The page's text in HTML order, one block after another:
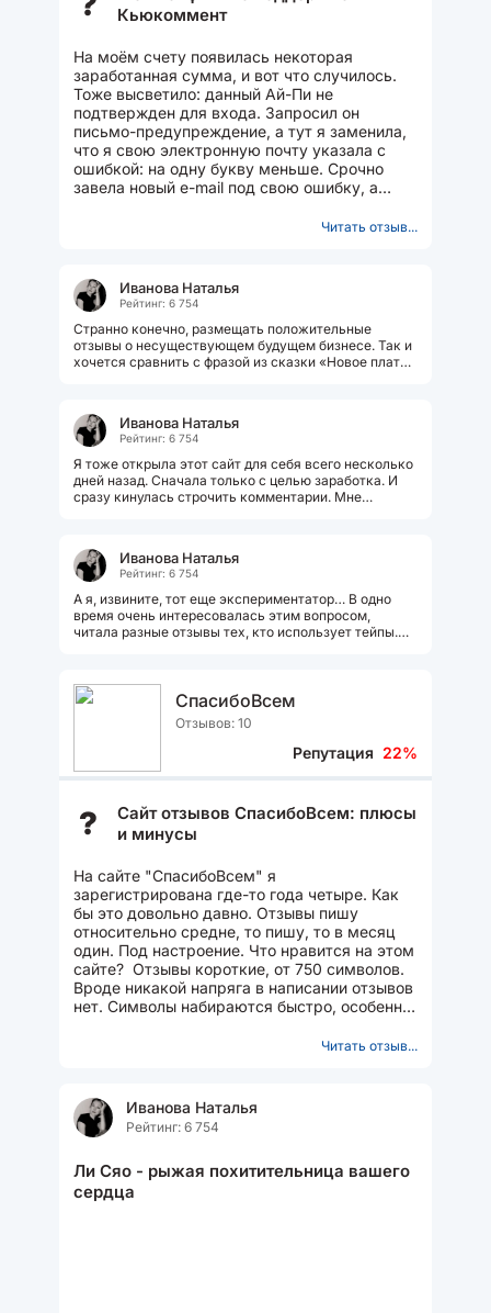
Кьюкоммент
На моём счету появилась некоторая
заработанная сумма, и вот что случилось.
Тоже высветило: данный Ай-Пи не
подтвержден для входа. Запросил он
письмо-предупреждение, а тут я заменила,
что я свою электронную почту указала с
ошибкой: на одну букву меньше. Срочно
завела новый e-mail под свою ошибку, а
Читать отзыв...
Иванова Наталья
Рейтинг: 6 754
Странно конечно, размещать положительные
отзывы о несуществующем будущем бизнесе. Так и
хочется сравнить с фразой из сказки «Новое платье
Иванова Наталья
Рейтинг: 6 754
Я тоже открыла этот сайт для себя всего несколько
дней назад. Сначала только с целью заработка. И
сразу кинулась строчить комментарии. Мне
Иванова Наталья
Рейтинг: 6 754
А я, извините, тот еще экспериментатор… В одно
время очень интересовалась этим вопросом,
читала разные отзывы тех, кто использует тейпы.
СпасибоВсем
Отзывов: 10
Репутация 22%
?
Сайт отзывов СпасибоВсем: плюсы
и минусы
На сайте "СпасибоВсем" я
зарегистрирована где-то года четыре. Как
бы это довольно давно. Отзывы пишу
относительно средне, то пишу, то в месяц
один. Под настроение. Что нравится на этом
сайте? Отзывы короткие, от 750 символов.
Вроде никакой напряга в написании отзывов
нет. Символы набираются быстро, особенно,
Читать отзыв...
Иванова Наталья
Рейтинг: 6 754
Ли Сяо - рыжая похитительница вашего
сердца